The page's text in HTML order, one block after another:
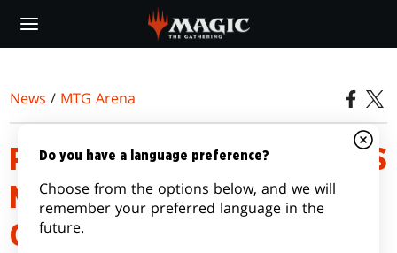
main
News / MTG Arena
PROGRAMME DES ÉVÉNEMENTS
MTG ARENA DE MAGIC: THE
GATHERING | MARVEL SUPER
Do you have a language preference?
Choose from the options below, and we will
remember your preferred language in the
future.